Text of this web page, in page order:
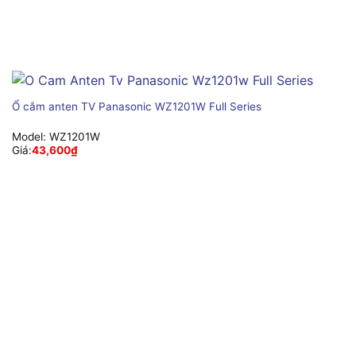
Ổ cắm anten TV Panasonic WZ1201W Full Series
Model: WZ1201W
Giá:43,600₫